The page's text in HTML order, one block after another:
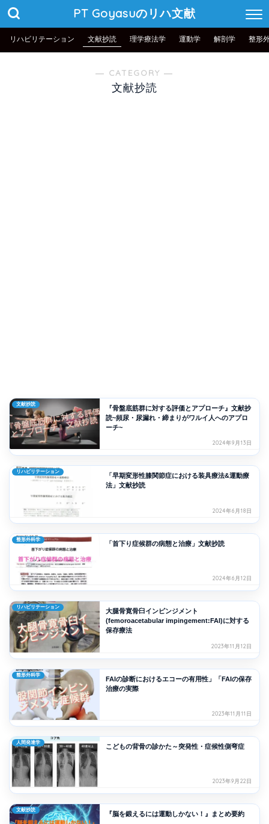
PT Goyasuのリハ文献
リハビリテーション 文献抄読 理学療法学 運動学 解剖学 整形
― CATEGORY ―
文献抄読
文献抄読
『骨盤底筋群に対する評価とアプローチ』文献抄
読~頻尿・尿漏れ・締まりがワルイ人へのアプロ
ーチ~
2024年9月13日
リハビリテーション
「早期変形性膝関節症における装具療法&運動療
法」文献抄読
2024年6月18日
整形外科学
「首下り症候群の病態と治療」文献抄読
2024年6月12日
リハビリテーション
大腿骨寛骨臼インピンジメント
(femoroacetabular impingement:FAI)に対する
保存療法
2023年11月12日
整形外科学
FAIの診断におけるエコーの有用性」「FAIの保存
治療の実際
2023年11月11日
人間発達学
こどもの背骨の診かた～突発性・症候性側弯症
2023年9月22日
文献抄読
『脳を鍛えるには運動しかない！』まとめ要約